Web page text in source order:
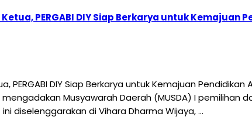
PERGABI DIY Siap Berkarya untuk Kemajuan
DIY Siap Berkarya untuk Kemajuan
Musyawarah Daerah (MUSDA) I
diselenggarakan di Vihara Dharma Wijaya, …